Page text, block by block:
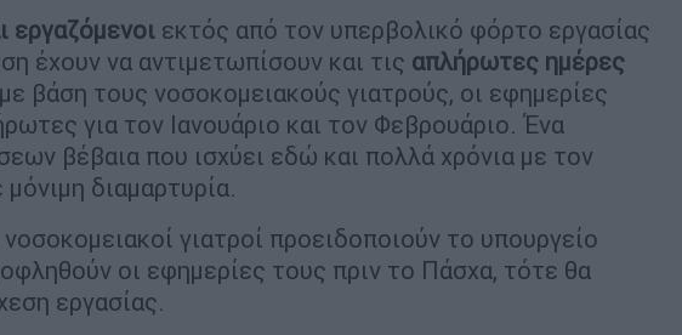
εργαζόμενοι εκτός από τον υπερβολικό φόρτο εργασίας
έχουν να αντιμετωπίσουν και τις απλήρωτες ημέρες
βάση τους νοσοκομειακούς γιατρούς, οι εφημερίες
για τον Ιανουάριο και τον Φεβρουάριο. Ένα
βέβαια που ισχύει εδώ και πολλά χρόνια με τον
διαμαρτυρία.
γιατροί προειδοποιούν το υπουργείο
οι εφημερίες τους πριν το Πάσχα, τότε θα
εργασίας.